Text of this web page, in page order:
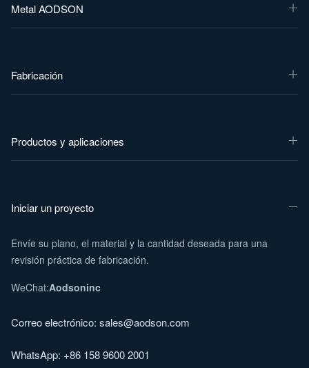
Metal AODSON
Fabricación
Productos y aplicaciones
Iniciar un proyecto
Envíe su plano, el material y la cantidad deseada para una
revisión práctica de fabricación.
WeChat:Aodsoninc
Correo electrónico: sales@aodson.com
WhatsApp: +86 158 9600 2001